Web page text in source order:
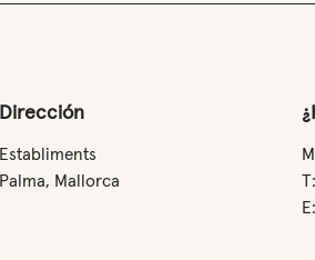
Dirección
Establiments
Palma, Mallorca